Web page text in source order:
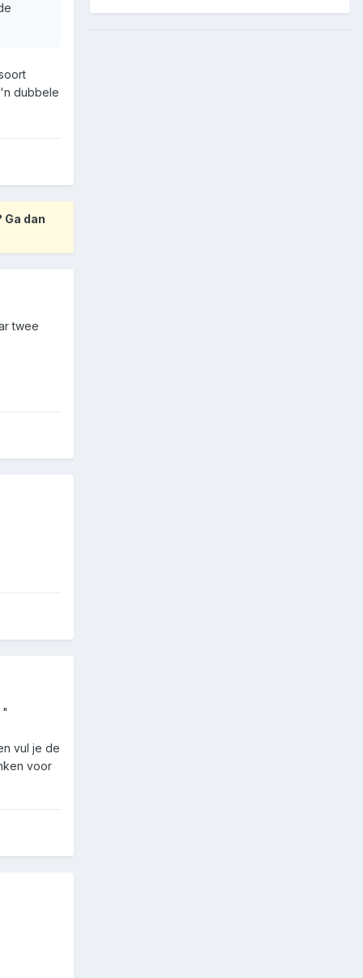
dubbele
dan
twee
"
vul je de
voor